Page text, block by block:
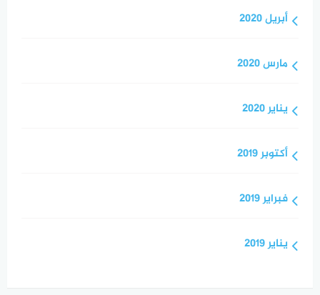
أبريل 2020
مارس 2020
يناير 2020
أكتوبر 2019
فبراير 2019
يناير 2019